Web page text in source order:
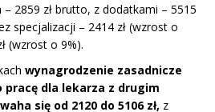
2859 zł brutto, z dodatkami – 5515
specjalizacji – 2414 zł (wzrost o
(wzrost o 9%).
wynagrodzenie zasadnicze
dla lekarza z drugim
się od 2120 do 5106 zł, z